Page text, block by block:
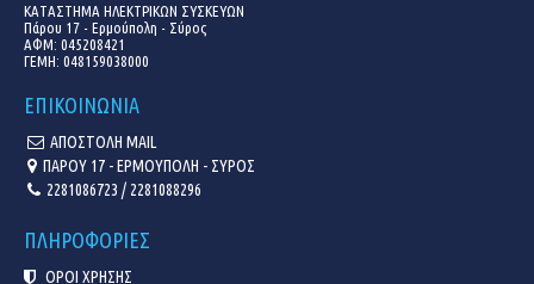
ΚΑΤΑΣΤΗΜΑ ΗΛΕΚΤΡΙΚΩΝ ΣΥΣΚΕΥΩΝ
Πάρου 17 - Ερμούπολη - Σύρος
ΑΦΜ: 045208421
ΓΕΜΗ: 048159038000
ΕΠΙΚΟΙΝΩΝΙΑ
ΑΠΟΣΤΟΛΗ MAIL
ΠΑΡΟΥ 17 - ΕΡΜΟΥΠΟΛΗ - ΣΥΡΟΣ
2281086723 / 2281088296
ΠΛΗΡΟΦΟΡΙΕΣ
ΟΡΟΙ ΧΡΗΣΗΣ